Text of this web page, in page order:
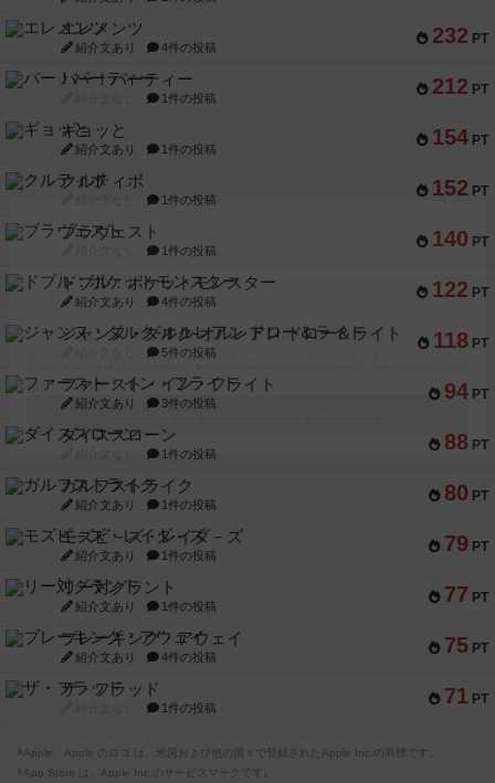
232 PT
エレメンツ
紹介文あり 4件の投稿
212 PT
バー！パーティー
1件の投稿
154 PT
ギョッと
紹介文あり 1件の投稿
152 PT
クルティボ
1件の投稿
140 PT
ブラヴェスト
1件の投稿
122 PT
ドブル：ポケットモンスター
紹介文あり 4件の投稿
118 PT
ジャンヌ・ダルク-オルレアン ドロー＆ライト
5件の投稿
94 PT
ファースト・イン・フライト
紹介文あり 3件の投稿
88 PT
ダイススローン
1件の投稿
80 PT
ガルフストライク
紹介文あり 1件の投稿
79 PT
モズビ－ズ・レイダ－ズ
紹介文あり 1件の投稿
77 PT
リー対グラント
紹介文あり 1件の投稿
75 PT
ブレーキング・アウェイ
紹介文あり 4件の投稿
71 PT
ザ・フラッド
1件の投稿
※Apple、Apple のロゴ は、米国および他の国々で登録されたApple Inc.の商標です。
※App Store は、Apple Inc.のサービスマークです。